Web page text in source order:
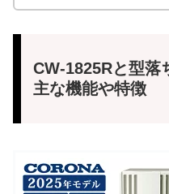
CW-1825Rと型落
主な機能や特徴